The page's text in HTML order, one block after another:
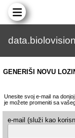
GENERIŠI NOVU
Unesite svoj e-mail na
je možete promeniti sa
e-mail (služi kao